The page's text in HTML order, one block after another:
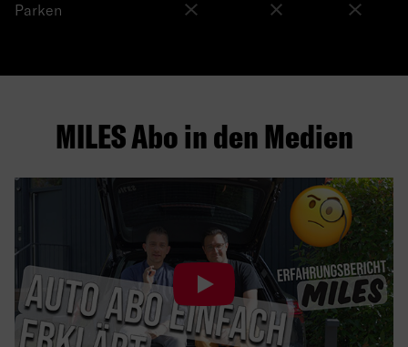
Parken
MILES Abo in den Medien